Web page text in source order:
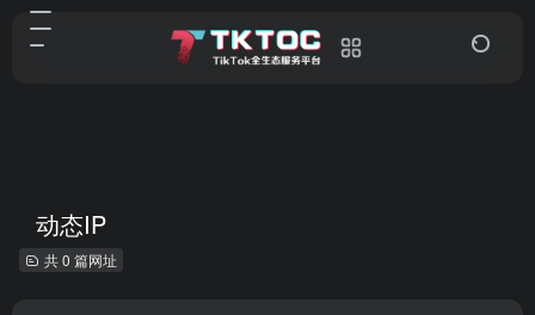
动态IP
共 0 篇网址